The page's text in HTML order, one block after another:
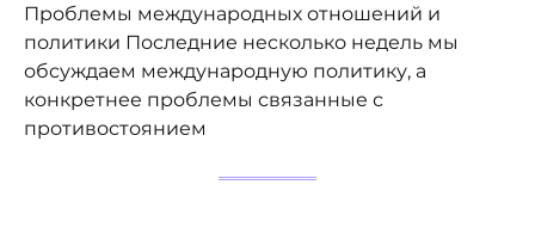
Проблемы международных отношений и
политики Последние несколько недель мы
обсуждаем международную политику, а
конкретнее проблемы связанные с
противостоянием